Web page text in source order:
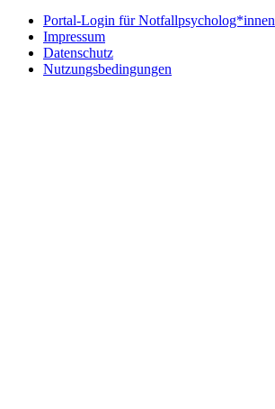
Portal-Login für Notfallpsycholog*innen
Impressum
Datenschutz
Nutzungsbedingungen